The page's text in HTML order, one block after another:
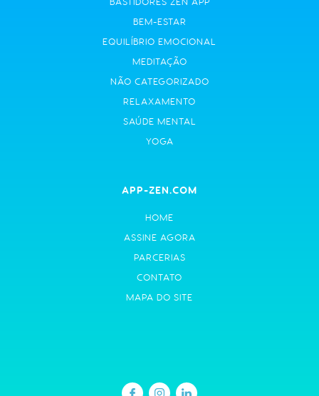
BEM-ESTAR
EQUILÍBRIO EMOCIONAL
MEDITAÇÃO
NÃO CATEGORIZADO
RELAXAMENTO
SAÚDE MENTAL
YOGA
APP-ZEN.COM
HOME
ASSINE AGORA
PARCERIAS
CONTATO
MAPA DO SITE